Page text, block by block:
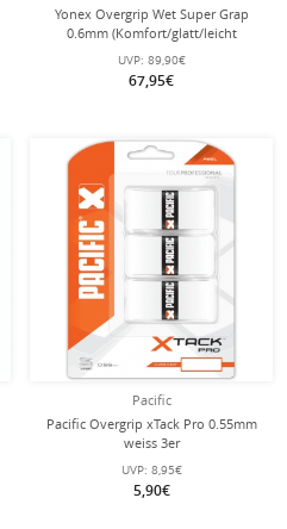
Yonex Overgrip Wet Super Grap
0.6mm (Komfort/glatt/leicht
haftend) farblich sortiert 36er Box
UVP: 89,90€
67,95€
Pacific
Pacific Overgrip xTack Pro 0.55mm
weiss 3er
UVP: 8,95€
5,90€